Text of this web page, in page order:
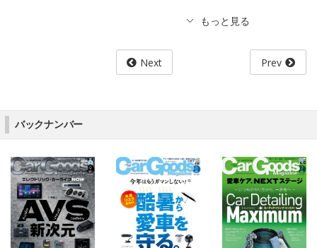
Next Prev
バックナンバー